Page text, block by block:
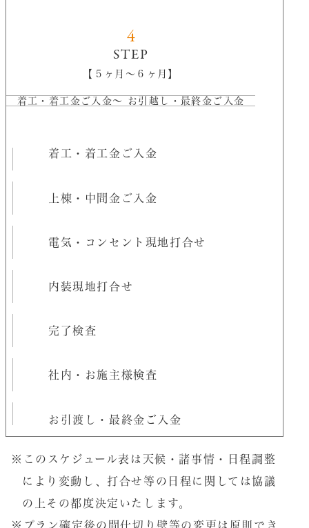
4
STEP
【５ヶ月〜６ヶ月】
着工・着工金ご入金〜 お引越し・最終金ご入金
着工・着工金ご入金
上棟・中間金ご入金
電気・コンセント現地打合せ
内装現地打合せ
完了検査
社内・お施主様検査
お引渡し・最終金ご入金
※このスケジュール表は天候・諸事情・日程調整
により変動し、打合せ等の日程に関しては協議
の上その都度決定いたします。
※プラン確定後の間仕切り壁等の変更は原則でき